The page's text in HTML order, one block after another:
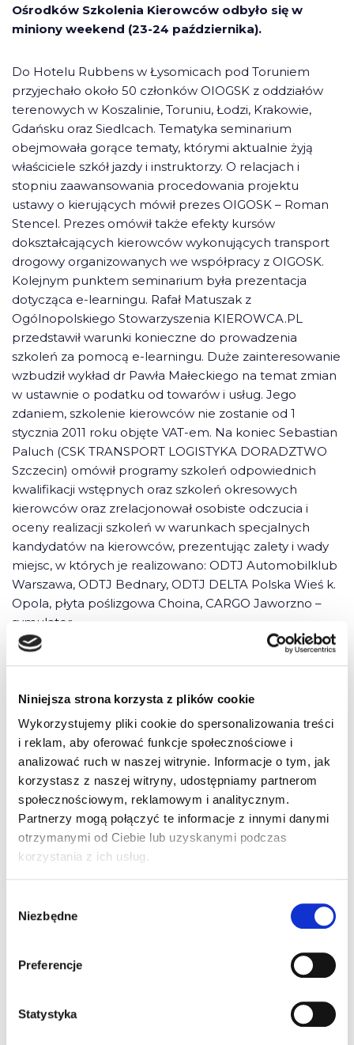
Niniejsza strona korzysta z plików cookie
Wykorzystujemy pliki cookie do spersonalizowania treści
i reklam, aby oferować funkcje społecznościowe i
analizować ruch w naszej witrynie. Informacje o tym, jak
korzystasz z naszej witryny, udostępniamy partnerom
społecznościowym, reklamowym i analitycznym.
Partnerzy mogą połączyć te informacje z innymi danymi
otrzymanymi od Ciebie lub uzyskanymi podczas
korzystania z ich usług.
zgody
Niezbędne
Preferencje
Statystyka
Ośrodków Szkolenia Kierowców odbyło się w
miniony weekend (23-24 października).
Do Hotelu Rubbens w Łysomicach pod Toruniem
przyjechało około 50 członków OIOGSK z oddziałów
terenowych w Koszalinie, Toruniu, Łodzi, Krakowie,
Gdańsku oraz Siedlcach. Tematyka seminarium
obejmowała gorące tematy, którymi aktualnie żyją
właściciele szkół jazdy i instruktorzy. O relacjach i
stopniu zaawansowania procedowania projektu
ustawy o kierujących mówił prezes OIGOSK – Roman
Stencel. Prezes omówił także efekty kursów
dokształcających kierowców wykonujących transport
drogowy organizowanych we współpracy z OIGOSK.
Kolejnym punktem seminarium była prezentacja
dotycząca e-learningu. Rafał Matuszak z
Ogólnopolskiego Stowarzyszenia KIEROWCA.PL
przedstawił warunki konieczne do prowadzenia
szkoleń za pomocą e-learningu. Duże zainteresowanie
wzbudził wykład dr Pawła Małeckiego na temat zmian
w ustawnie o podatku od towarów i usług. Jego
zdaniem, szkolenie kierowców nie zostanie od 1
stycznia 2011 roku objęte VAT-em. Na koniec Sebastian
Paluch (CSK TRANSPORT LOGISTYKA DORADZTWO
Szczecin) omówił programy szkoleń odpowiednich
kwalifikacji wstępnych oraz szkoleń okresowych
kierowców oraz zrelacjonował osobiste odczucia i
oceny realizacji szkoleń w warunkach specjalnych
kandydatów na kierowców, prezentując zalety i wady
miejsc, w których je realizowano: ODTJ Automobilklub
Warszawa, ODTJ Bednary, ODTJ DELTA Polska Wieś k.
Opola, płyta poślizgowa Choina, CARGO Jaworzno –
symulator.
mur
7 komentarzy do “OIGOSK szkolił się w
Łysomicach”
Pingback:ks quik
Pingback:Oryza Rosa